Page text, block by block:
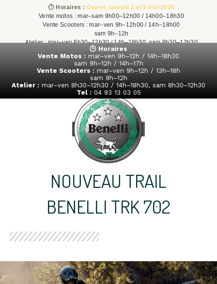
🕒 Horaires
Vente Motos : mar–ven 9h–12h / 14h–18h30
sam 9h–12h / 14h–17h
Vente Scooters : mar–ven 9h–12h / 13h–18h
sam 9h–12h
Atelier : mar–ven 8h30–12h30 / 14h–18h30, sam 8h30–12h30
Tel :04 93 13 03 05
⏱️ Horaires : Ouvert samedi 2 et 9 mai 2026
Vente motos : mar–sam 9h00–12h00 / 14h00–18h30
Vente Scooters : mar–ven 9h–12h00 / 14h–18h00
sam 9h–12h
Atelier : mar–ven 8h30–12h30 / 14h–18h30, sam 8h30–12h30
Tel : 04 93 13 03 05
NOUVEAU TRAIL
BENELLI TRK 702